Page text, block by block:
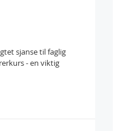
sjanse til faglig
- en viktig